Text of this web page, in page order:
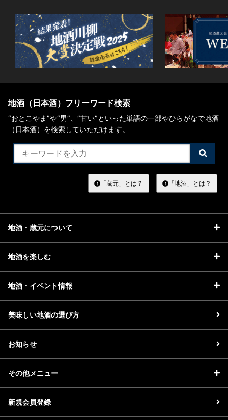
地酒（日本酒）フリーワード検索
“おとこやま”や“男”、”甘い”といった単語の一部やひらがなで地酒
（日本酒）を検索していただけます。
検
索
す
る
「蔵元」とは？ 「地酒」とは？
地酒・蔵元について
地酒を楽しむ
地酒・イベント情報
美味しい地酒の選び方
お知らせ
その他メニュー
新規会員登録